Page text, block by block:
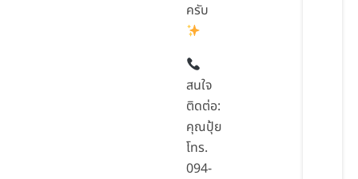
ครับ
สนใจ
ติดต่อ:
คุณปุ้ย
โทร.
094-